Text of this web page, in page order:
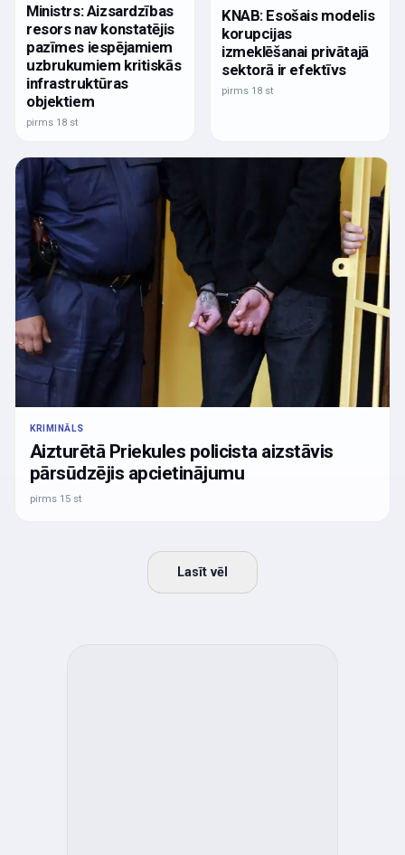
Ministrs: Aizsardzības
resors nav konstatējis
pazīmes iespējamiem
uzbrukumiem kritiskās
infrastruktūras
objektiem
pirms 18 st
KNAB: Esošais modelis
korupcijas
izmeklēšanai privātajā
sektorā ir efektīvs
pirms 18 st
KRIMINĀLS
Aizturētā Priekules policista aizstāvis
pārsūdzējis apcietinājumu
pirms 15 st
Lasīt vēl